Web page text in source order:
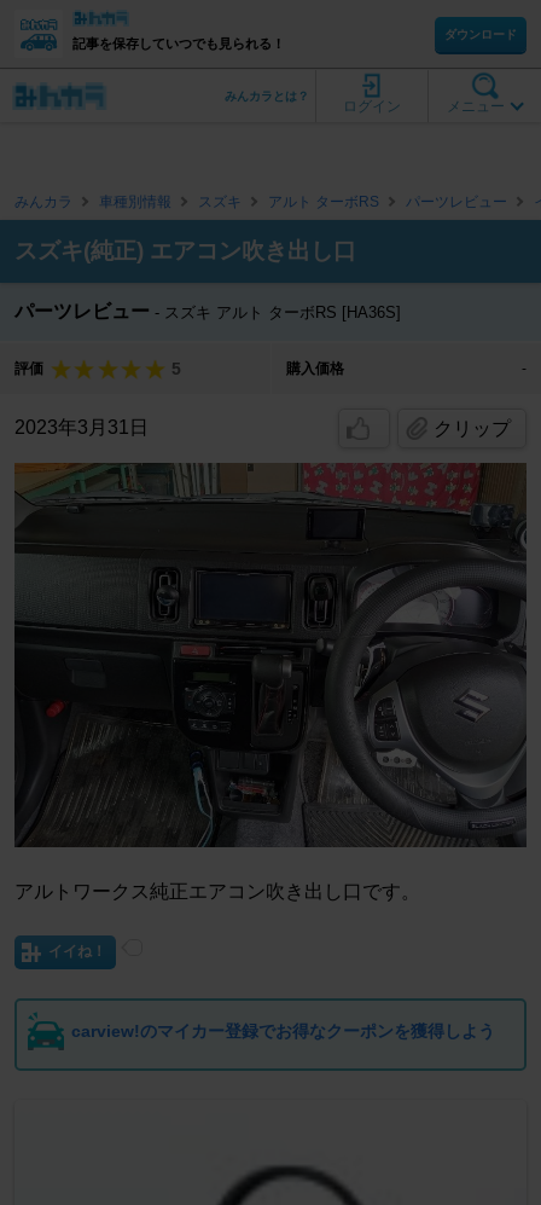
記事を保存していつでも見られる！
ダウンロード
メニュー
ログイン
みんカラとは？
みんカラ 車種別情報 スズキ アルト ターボRS パーツレビュー
スズキ(純正) エアコン吹き出し口
パーツレビュー スズキ アルト ターボRS [HA36S]
評価 5 購入価格 -
2023年3月31日 クリップ
アルトワークス純正エアコン吹き出し口です。
イイね！
carview!のマイカー登録でお得なクーポンを獲得しよう